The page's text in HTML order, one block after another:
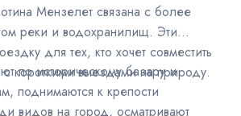
Мензелет связана с более
реки и водохранилищ. Эти
для тех, кто хочет совместить
короткими выездами на природу.
по историческому базару и
поднимаются к крепости
видов на город, осматривают